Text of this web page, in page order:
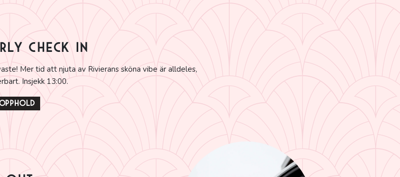
Check In
Mer tid att njuta av Rivierans sköna vibe är alldeles,
Insjekk 13:00.